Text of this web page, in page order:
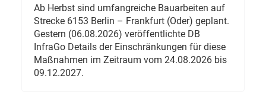
Ab Herbst sind umfangreiche Bauarbeiten auf
Strecke 6153 Berlin – Frankfurt (Oder) geplant.
Gestern (06.08.2026) veröffentlichte DB
InfraGo Details der Einschränkungen für diese
Maßnahmen im Zeitraum vom 24.08.2026 bis
09.12.2027.